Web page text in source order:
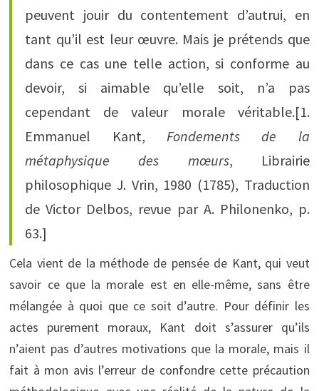
peuvent jouir du contentement d’autrui, en
tant qu’il est leur œuvre. Mais je prétends que
dans ce cas une telle action, si conforme au
devoir, si aimable qu’elle soit, n’a pas
cependant de valeur morale véritable.[1.
Emmanuel Kant, Fondements de la
métaphysique des mœurs, Librairie
philosophique J. Vrin, 1980 (1785), Traduction
de Victor Delbos, revue par A. Philonenko, p.
63.]
Cela vient de la méthode de pensée de Kant, qui veut
savoir ce que la morale est en elle-même, sans être
mélangée à quoi que ce soit d’autre. Pour définir les
actes purement moraux, Kant doit s’assurer qu’ils
n’aient pas d’autres motivations que la morale, mais il
fait à mon avis l’erreur de confondre cette précaution